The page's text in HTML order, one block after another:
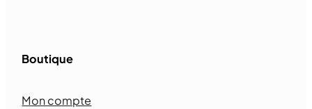
Boutique
Mon compte